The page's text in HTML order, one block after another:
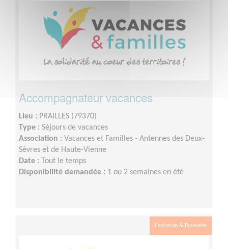
Accompagnateur vacances
Lieu : PRAILLES (79370)
Type : Séjours de vacances
Association : Vacances et Familles - Antennes des Deux-
Sèvres et de Haute-Vienne
Date : Tout le temps
Disponibilité demandée : 1 ou 2 semaines en été
Exclusion & Pauvreté